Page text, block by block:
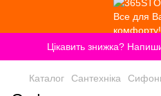
Цікавить знижка?
Каталог Сантехніка